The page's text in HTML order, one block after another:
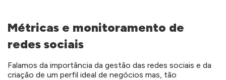
Métricas e monitoramento de
redes sociais
Falamos da importância da gestão das redes sociais e da
criação de um perfil ideal de negócios mas, tão